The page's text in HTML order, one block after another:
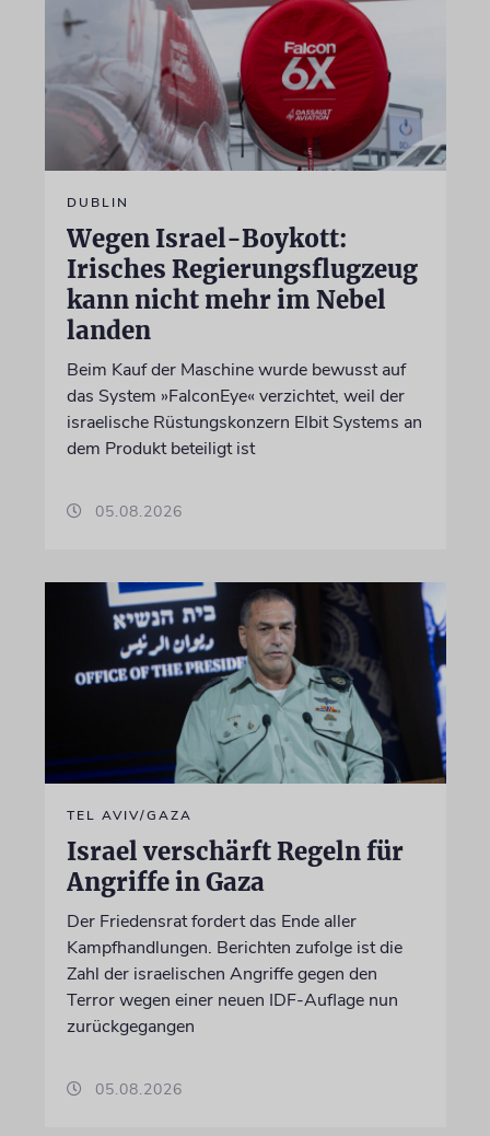
DUBLIN
Wegen Israel-Boykott:
Irisches Regierungsflugzeug
kann nicht mehr im Nebel
landen
Beim Kauf der Maschine wurde bewusst auf
das System »FalconEye« verzichtet, weil der
israelische Rüstungskonzern Elbit Systems an
dem Produkt beteiligt ist
05.08.2026
TEL AVIV/GAZA
Israel verschärft Regeln für
Angriffe in Gaza
Der Friedensrat fordert das Ende aller
Kampfhandlungen. Berichten zufolge ist die
Zahl der israelischen Angriffe gegen den
Terror wegen einer neuen IDF-Auflage nun
zurückgegangen
05.08.2026